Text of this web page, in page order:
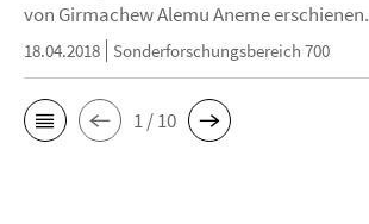
von Girmachew Alemu Aneme erschienen.
18.04.2018 Sonderforschungsbereich 700
1 / 10